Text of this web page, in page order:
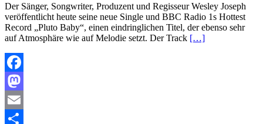
Der Sänger, Songwriter, Produzent und Regisseur Wesley Joseph
veröffentlicht heute seine neue Single und BBC Radio 1s Hottest
Record „Pluto Baby“, einen eindringlichen Titel, der ebenso sehr
auf Atmosphäre wie auf Melodie setzt. Der Track […]
Facebook
Mastodon
Email